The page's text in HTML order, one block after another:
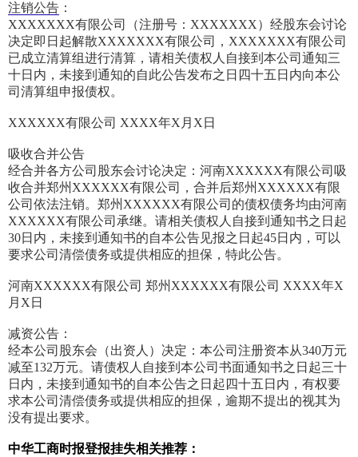
注销公告 ：
XXXXXXX有限公司（注册号：XXXXXXX）经股东会讨论
决定即日起解散XXXXXXX有限公司，XXXXXXX有限公司
已成立清算组进行清算，请相关债权人自接到本公司通知三
十日内，未接到通知的自此公告发布之日四十五日内向本公
司清算组申报债权。
XXXXXX有限公司 XXXX年X月X日
吸收合并公告
经合并各方公司股东会讨论决定：河南XXXXXX有限公司吸
收合并郑州XXXXXX有限公司，合并后郑州XXXXXX有限
公司依法注销。郑州XXXXXX有限公司的债权债务均由河南
XXXXXX有限公司承继。请相关债权人自接到通知书之日起
30日内，未接到通知书的自本公告见报之日起45日内，可以
要求公司清偿债务或提供相应的担保，特此公告。
河南XXXXXX有限公司 郑州XXXXXX有限公司 XXXX年X
月X日
减资公告：
经本公司股东会（出资人）决定：本公司注册资本从340万元
减至132万元。请债权人自接到本公司书面通知书之日起三十
日内，未接到通知书的自本公告之日起四十五日内，有权要
求本公司清偿债务或提供相应的担保，逾期不提出的视其为
没有提出要求。
中华工商时报登报挂失相关推荐：